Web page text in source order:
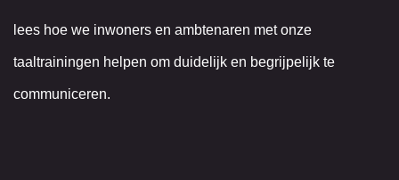
lees hoe we inwoners en ambtenaren met onze
taaltrainingen helpen om duidelijk en begrijpelijk te
communiceren.